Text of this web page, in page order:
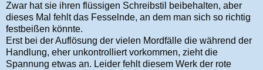
Zwar hat sie ihren flüssigen Schreibstil beibehalten, aber
dieses Mal fehlt das Fesselnde, an dem man sich so richtig
festbeißen könnte.
Erst bei der Auflösung der vielen Mordfälle die während der
Handlung, eher unkontrolliert vorkommen, zieht die
Spannung etwas an. Leider fehlt diesem Werk der rote